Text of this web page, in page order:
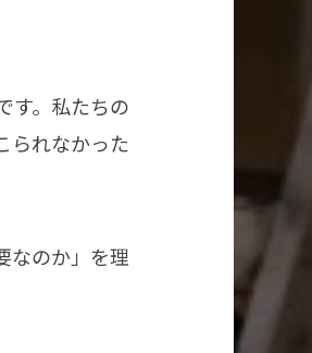
す。私たちの
られなかった
なのか」を理